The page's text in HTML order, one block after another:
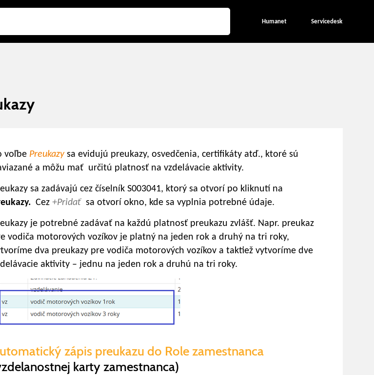
Humanet Servicedesk
voľbe Preukazy sa evidujú preukazy, osvedčenia, certifikáty atď., ktoré sú
a môžu mať určitú platnosť na vzdelávacie aktivity.
sa zadávajú cez číselník S003041, ktorý sa otvorí po kliknutí na
Cez +Pridať sa otvorí okno, kde sa vyplnia potrebné údaje.
je potrebné zadávať na každú platnosť preukazu zvlášť. Napr. preukaz
vodiča motorových vozíkov je platný na jeden rok a druhý na tri roky,
dva preukazy pre vodiča motorových vozíkov a taktiež vytvoríme dve
aktivity – jednu na jeden rok a druhú na tri roky.
zápis preukazu do Role zamestnanca
karty zamestnanca)